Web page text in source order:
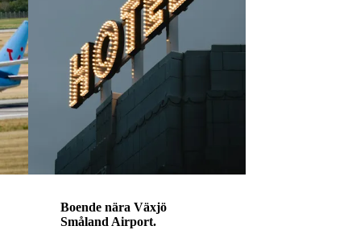
Boende nära Växjö
Småland Airport.